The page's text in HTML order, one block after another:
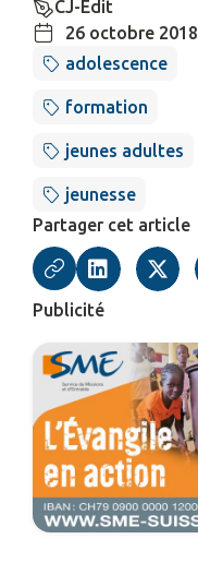
CJ-Edit
26 octobre 2018
adolescence
formation
jeunes adultes
jeunesse
Partager cet article
Publicité